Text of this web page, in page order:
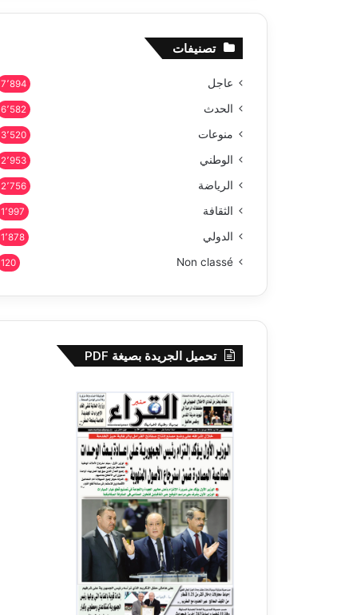
تصنيفات
عاجل 7٬894
الحدث 6٬582
منوعات 3٬520
الوطني 2٬953
الرياضة 2٬756
الثقافة 1٬997
الدولي 1٬878
Non classé
120
تحميل الجريدة بصيغة PDF